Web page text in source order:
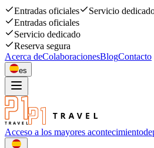
Entradas oficiales Servicio
Entradas oficiales
Servicio dedicado
Reserva segura
Acerca deColaboracionesBlogContacto
es
Acceso a los mayores acontecimiento